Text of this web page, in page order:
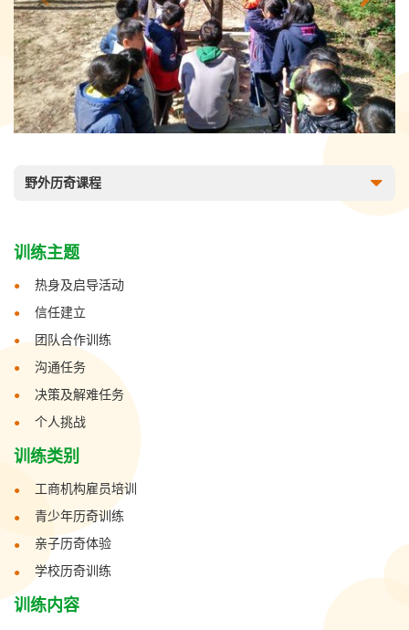
野外历奇课程
训练主题
热身及启导活动
信任建立
团队合作训练
沟通任务
决策及解难任务
个人挑战
训练类别
工商机构雇员培训
青少年历奇训练
亲子历奇体验
学校历奇训练
训练内容